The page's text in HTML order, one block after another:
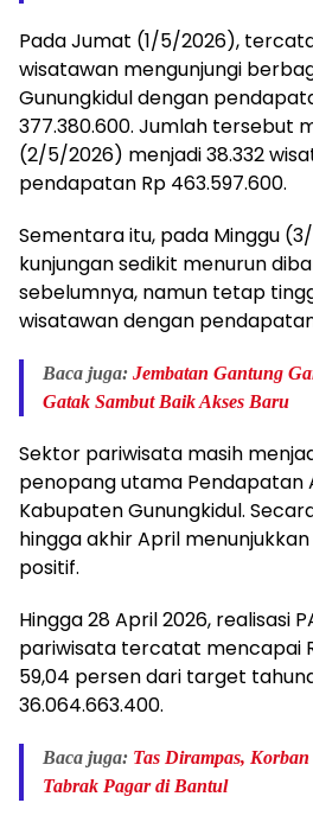
Pada Jumat (1/5/2026),
wisatawan mengunjungi
Gunungkidul dengan
377.380.600. Jumlah tersebut
(2/5/2026) menjadi 38.332
pendapatan Rp 463.597.600.
Sementara itu, pada Minggu
kunjungan sedikit menurun
sebelumnya, namun tetap
wisatawan dengan
Baca juga: Jembatan Gantung
Gatak Sambut Baik Akses Baru
Sektor pariwisata masih
penopang utama Pendapatan
Kabupaten Gunungkidul.
hingga akhir April
positif.
Hingga 28 April 2026, realisasi
pariwisata tercatat mencapai
59,04 persen dari target
36.064.663.400.
Baca juga: Tas Dirampas,
Tabrak Pagar di Bantul